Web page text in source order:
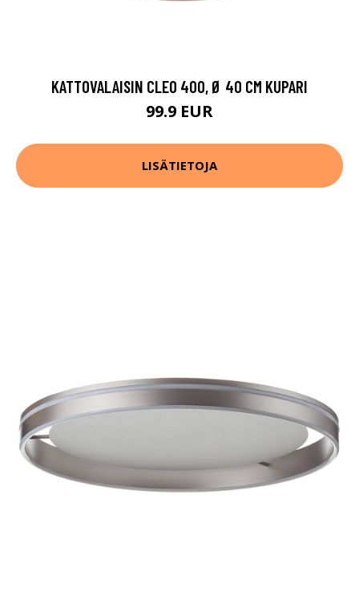
KATTOVALAISIN CLEO 400, Ø 40 CM KUPARI
99.9 EUR
LISÄTIETOJA